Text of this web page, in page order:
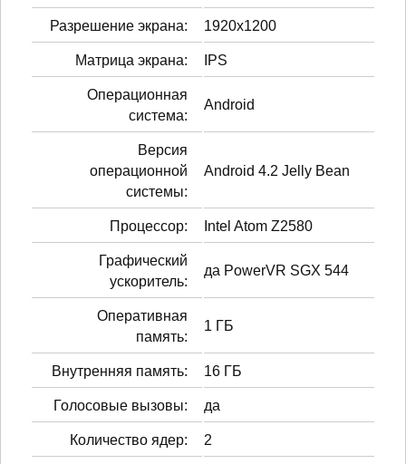
Разрешение экрана: 1920x1200
Матрица экрана: IPS
Операционная
система:
Android
Версия
операционной
системы:
Android 4.2 Jelly Bean
Процессор: Intel Atom Z2580
Графический
ускоритель:
да PowerVR SGX 544
Оперативная
память:
1 ГБ
Внутренняя память: 16 ГБ
Голосовые вызовы: да
Количество ядер: 2